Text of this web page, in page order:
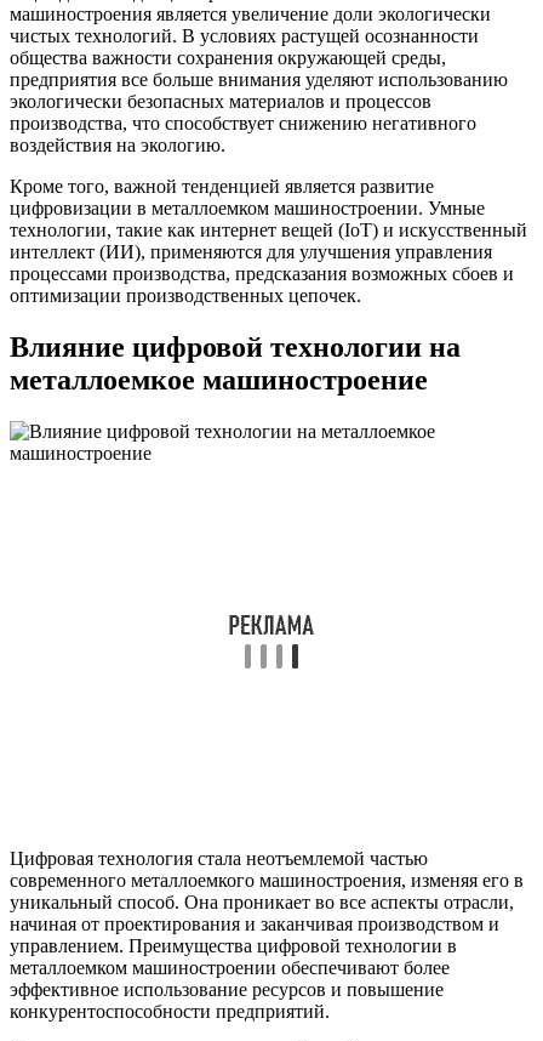
машиностроения является увеличение доли экологически
чистых технологий. В условиях растущей осознанности
общества важности сохранения окружающей среды,
предприятия все больше внимания уделяют использованию
экологически безопасных материалов и процессов
производства, что способствует снижению негативного
воздействия на экологию.
Кроме того, важной тенденцией является развитие
цифровизации в металлоемком машиностроении. Умные
технологии, такие как интернет вещей (IoT) и искусственный
интеллект (ИИ), применяются для улучшения управления
процессами производства, предсказания возможных сбоев и
оптимизации производственных цепочек.
Влияние цифровой технологии на
металлоемкое машиностроение
Цифровая технология стала неотъемлемой частью
современного металлоемкого машиностроения, изменяя его в
уникальный способ. Она проникает во все аспекты отрасли,
начиная от проектирования и заканчивая производством и
управлением. Преимущества цифровой технологии в
металлоемком машиностроении обеспечивают более
эффективное использование ресурсов и повышение
конкурентоспособности предприятий.